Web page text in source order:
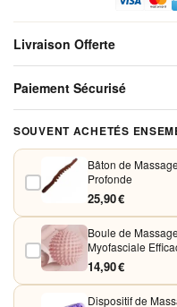
Circulation
Sanguine
Livraison Offerte
soigneusement emballé avant
Paiement Sécurisé
acceptons Visa, Mastercard,
bancaire n'est conservée sur
SOUVENT ACHETÉS
Bâton de
Profonde
25,90 €
Boule de
Myofasciale
14,90 €
Dispositif de